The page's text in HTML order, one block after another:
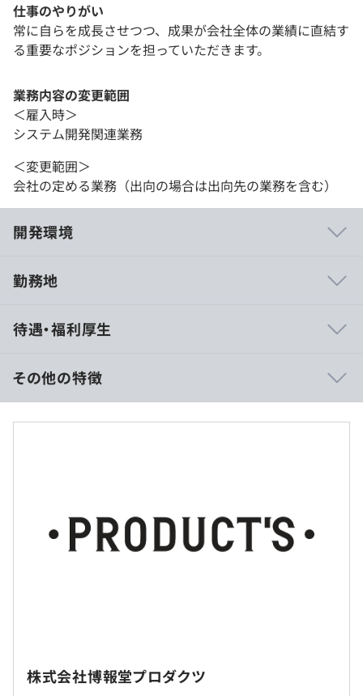
仕事のやりがい
常に自らを成長させつつ、成果が会社全体の業績に直結す
る重要なポジションを担っていただきます。
業務内容の変更範囲
＜雇入時＞
システム開発関連業務
＜変更範囲＞
会社の定める業務（出向の場合は出向先の業務を含む）
開発環境
勤務地
※在宅勤務制度あり
待遇・福利厚生
■年収：600万円〜1000万円
※上記はあくまでも目安となり、スキル・ご経験に応じて
想定年収 は年収提示額を保証するものではありません）
※標準的な勤務時間帯：9：30～17：30
その他の特徴
株式会社博報堂プロダクツ